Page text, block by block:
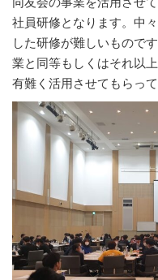
社員研修となります。中
した研修が難しいもので
業と同等もしくはそれ以
有難く活用させてもらって